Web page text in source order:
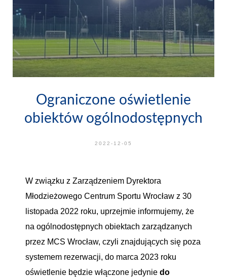
Ograniczone oświetlenie
obiektów ogólnodostępnych
2022-12-05
W związku z Zarządzeniem Dyrektora
Młodzieżowego Centrum Sportu Wrocław z 30
listopada 2022 roku, uprzejmie informujemy, że
na ogólnodostępnych obiektach zarządzanych
przez MCS Wrocław, czyli znajdujących się poza
systemem rezerwacji, do marca 2023 roku
oświetlenie będzie włączone jedynie do